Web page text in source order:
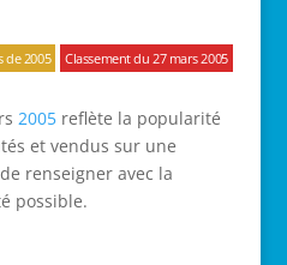
de 2005 Classement du 27 mars 2005
2005reflète la popularité
et vendus sur une
renseigner avec la
possible.